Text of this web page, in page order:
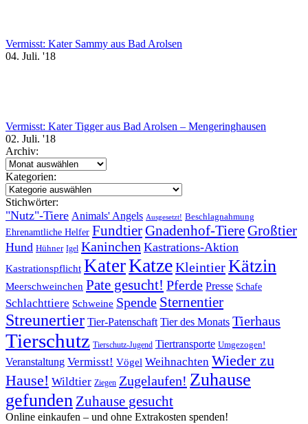
Vermisst: Kater Sammy aus Bad Arolsen
04. Juli. '18
Vermisst: Kater Tigger aus Bad Arolsen – Mengeringhausen
02. Juli. '18
Archiv:
Archiv:
Kategorien:
Kategorien:
Stichwörter:
"Nutz"-Tiere Animals' Angels Ausgesetzt! Beschlagnahmung
Ehrenamtliche Helfer FundtierGnadenhof-TiereGroßtier
Hund Hühner Igel Kaninchen Kastrations-Aktion
Kastrationspflicht KaterKatzeKleintierKätzin
Meerschweinchen Pate gesucht! Pferde Presse Schafe
Schlachttiere Schweine Spende Sternentier
Streunertier Tier-Patenschaft Tier des Monats Tierhaus
Tierschutz Tierschutz-Jugend Tiertransporte Umgezogen!
Veranstaltung Vermisst! Vögel Weihnachten Wieder zu
Hause! Wildtier Ziegen Zugelaufen! Zuhause
gefunden Zuhause gesucht
Online einkaufen – ­und ohne Extrakosten spenden!